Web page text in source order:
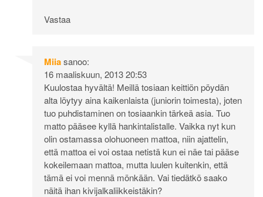
Vastaa
Miiasanoo:
16 maaliskuun, 2013 20:53
Kuulostaa hyvältä! Meillä tosiaan keittiön pöydän
alta löytyy aina kaikenlaista (juniorin toimesta), joten
tuo puhdistaminen on tosiaankin tärkeä asia. Tuo
matto pääsee kyllä hankintalistalle. Vaikka nyt kun
olin ostamassa olohuoneen mattoa, niin ajattelin,
että mattoa ei voi ostaa netistä kun ei näe tai pääse
kokeilemaan mattoa, mutta luulen kuitenkin, että
tämä ei voi mennä mönkään. Vai tiedätkö saako
näitä ihan kivijalkaliikkeistäkin?